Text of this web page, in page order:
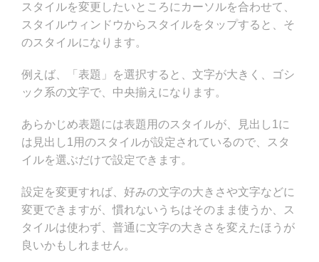
スタイルを変更したいところにカーソルを合わせて、
スタイルウィンドウからスタイルをタップすると、そ
のスタイルになります。
例えば、「表題」を選択すると、文字が大きく、ゴシ
ック系の文字で、中央揃えになります。
あらかじめ表題には表題用のスタイルが、見出し1に
は見出し1用のスタイルが設定されているので、スタ
イルを選ぶだけで設定できます。
設定を変更すれば、好みの文字の大きさや文字などに
変更できますが、慣れないうちはそのまま使うか、ス
タイルは使わず、普通に文字の大きさを変えたほうが
良いかもしれません。